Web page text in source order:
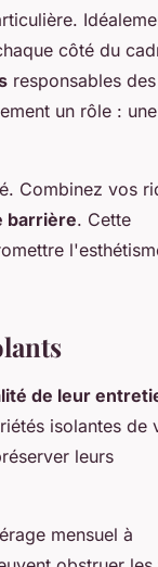
côté du
responsables des
un rôle : une
Combinez vos
barrière. Cette
de leur
isolantes de
leurs
mensuel à